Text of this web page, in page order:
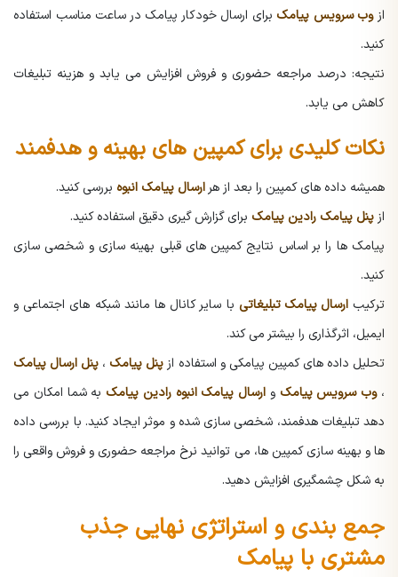
ازوب سرویس پیامک برای ارسال خودکار پیامک در ساعت مناسب استفاده
کنید.
نتیجه: درصد مراجعه حضوری و فروش افزایش می یابد و هزینه تبلیغات
کاهش می یابد.
نکات کلیدی برای کمپین های بهینه و هدفمند
همیشه داده های کمپین را بعد از هرارسال پیامک انبوه بررسی کنید.
از پنل پیامک رادین پیامک برای گزارش گیری دقیق استفاده کنید.
پیامک ها را بر اساس نتایج کمپین های قبلی بهینه سازی و شخصی سازی
کنید.
ترکیبارسال پیامک تبلیغاتی با سایر کانال ها مانند شبکه های اجتماعی و
ایمیل، اثرگذاری را بیشتر می کند.
تحلیل داده های کمپین پیامکی و استفاده از پنل پیامک ، پنل ارسال پیامک
،وب سرویس پیامک و ارسال پیامک انبوه رادین پیامک به شما امکان می
دهد تبلیغات هدفمند، شخصی سازی شده و موثر ایجاد کنید. با بررسی داده
ها و بهینه سازی کمپین ها، می توانید نرخ مراجعه حضوری و فروش واقعی را
به شکل چشمگیری افزایش دهید.
جمع بندی و استراتژی نهایی جذب
مشتری با پیامک